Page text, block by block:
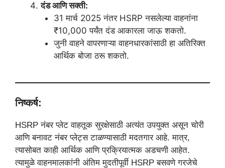
दंड आणि सक्ती:
31 मार्च 2025 नंतर HSRP नसलेल्या वाहनांना
₹10,000 पर्यंत दंड आकारला जाऊ शकतो.
जुनी वाहने वापरणाऱ्या वाहनधारकांसाठी हा अतिरिक्त
आर्थिक बोजा ठरू शकतो.
निष्कर्ष:
HSRP नंबर प्लेट वाहतूक सुरक्षेसाठी अत्यंत उपयुक्त असून चोरी
आणि बनावट नंबर प्लेट्स टाळण्यासाठी मदतगार आहे. मात्र,
त्यासोबत काही आर्थिक आणि प्रक्रियात्मक अडचणी आहेत.
त्यामुळे वाहनमालकांनी अंतिम मुदतीपूर्वी HSRP बसवणे गरजेचे